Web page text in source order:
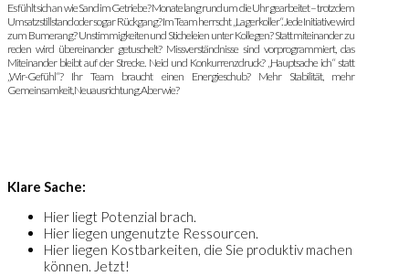
Es fühlt sich an wie Sand im Getriebe? Monate lang rund um die Uhr gearbeitet – trotzdem
Umsatzstillstand oder sogar Rückgang? Im Team herrscht „Lagerkoller“. Jede Initiative wird
zum Bumerang? Unstimmigkeiten und Sticheleien unter Kollegen? Statt miteinander zu
reden wird übereinander getuschelt? Missverständnisse sind vorprogrammiert, das
Miteinander bleibt auf der Strecke. Neid und Konkurrenzdruck? „Hauptsache ich“ statt
„Wir-Gefühl“? Ihr Team braucht einen Energieschub? Mehr Stabilität, mehr
Gemeinsamkeit, Neuausrichtung. Aber wie?
Klare Sache:
Hier liegt Potenzial brach.
Hier liegen ungenutzte Ressourcen.
Hier liegen Kostbarkeiten, die Sie produktiv machen
können. Jetzt!